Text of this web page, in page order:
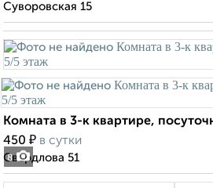
Суворовская 15
8
Комната в 3-к квартире,
450 ₽ в сутки
Свердлова 51